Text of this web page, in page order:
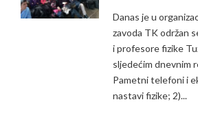
Danas je u
zavoda TK održan
i profesore fizike
sljedećim dnevnim
Pametni telefoni i
nastavi fizike; 2)...